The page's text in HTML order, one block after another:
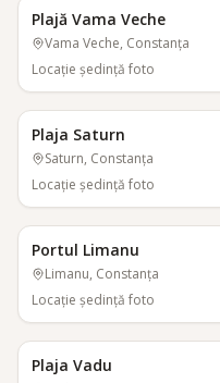
Plajă Vama Veche
Vama Veche, Constanța
Locaţie şedinţă foto
Plaja Saturn
Saturn, Constanța
Locaţie şedinţă foto
Portul Limanu
Limanu, Constanța
Locaţie şedinţă foto
Plaja Vadu